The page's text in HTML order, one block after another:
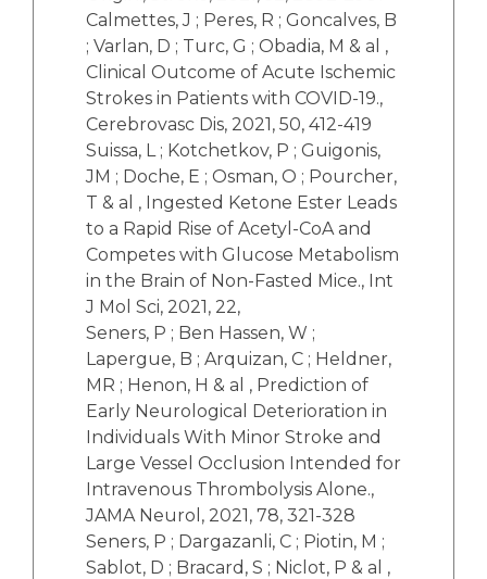
Calmettes, J ; Peres, R ; Goncalves, B
; Varlan, D ; Turc, G ; Obadia, M & al ,
Clinical Outcome of Acute Ischemic
Strokes in Patients with COVID-19.,
Cerebrovasc Dis, 2021, 50, 412-419
Suissa, L ; Kotchetkov, P ; Guigonis,
JM ; Doche, E ; Osman, O ; Pourcher,
T & al , Ingested Ketone Ester Leads
to a Rapid Rise of Acetyl-CoA and
Competes with Glucose Metabolism
in the Brain of Non-Fasted Mice., Int
J Mol Sci, 2021, 22,
Seners, P ; Ben Hassen, W ;
Lapergue, B ; Arquizan, C ; Heldner,
MR ; Henon, H & al , Prediction of
Early Neurological Deterioration in
Individuals With Minor Stroke and
Large Vessel Occlusion Intended for
Intravenous Thrombolysis Alone.,
JAMA Neurol, 2021, 78, 321-328
Seners, P ; Dargazanli, C ; Piotin, M ;
Sablot, D ; Bracard, S ; Niclot, P & al ,